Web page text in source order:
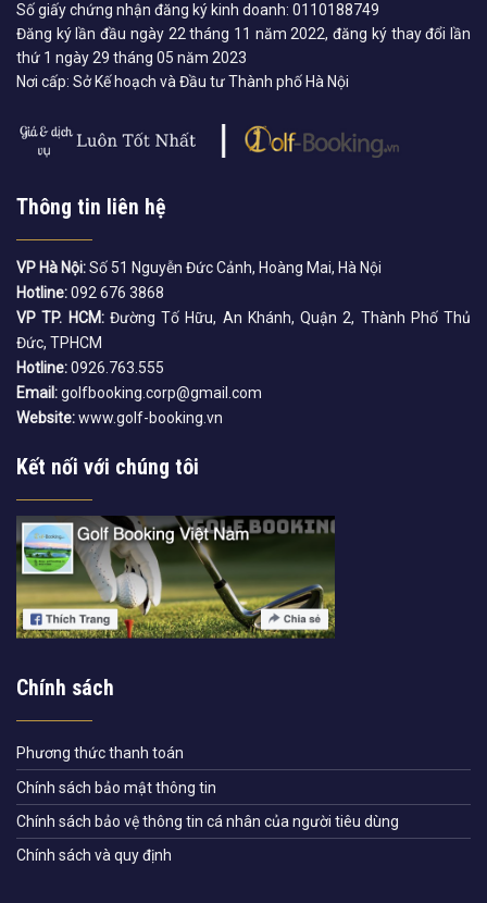
Số giấy chứng nhận đăng ký kinh doanh: 0110188749
Đăng ký lần đầu ngày 22 tháng 11 năm 2022, đăng ký thay đổi lần
thứ 1 ngày 29 tháng 05 năm 2023
Nơi cấp: Sở Kế hoạch và Đầu tư Thành phố Hà Nội
Thông tin liên hệ
VP Hà Nội:Số 51 Nguyễn Đức Cảnh, Hoàng Mai, Hà Nội
Hotline:092 676 3868
VP TP. HCM:Đường Tố Hữu, An Khánh, Quận 2, Thành Phố Thủ
Đức, TPHCM
Hotline:0926.763.555
Email:golfbooking.corp@gmail.com
Website:www.golf-booking.vn
Kết nối với chúng tôi
Chính sách
Phương thức thanh toán
Chính sách bảo mật thông tin
Chính sách bảo vệ thông tin cá nhân của người tiêu dùng
Chính sách và quy định